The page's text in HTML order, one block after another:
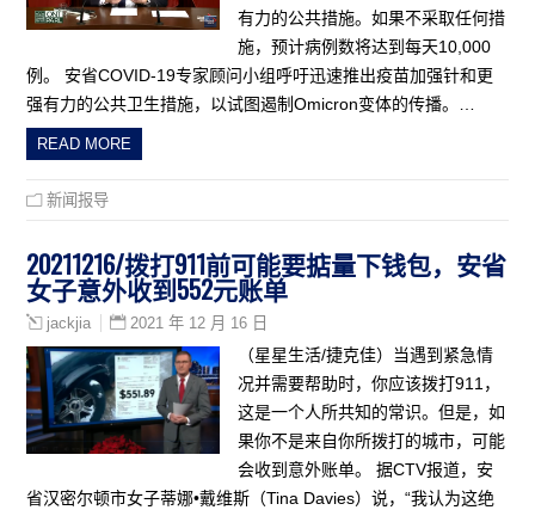
有力的公共措施。如果不采取任何措
施，预计病例数将达到每天10,000
例。 安省COVID-19专家顾问小组呼吁迅速推出疫苗加强针和更
强有力的公共卫生措施，以试图遏制Omicron变体的传播。…
READ MORE
新闻报导
20211216/拨打911前可能要掂量下钱包，安省
女子意外收到552元账单
jackjia 2021 年 12 月 16 日
（星星生活/捷克佳）当遇到紧急情
况并需要帮助时，你应该拨打911，
这是一个人所共知的常识。但是，如
果你不是来自你所拨打的城市，可能
会收到意外账单。 据CTV报道，安
省汉密尔顿市女子蒂娜•戴维斯（Tina Davies）说，“我认为这绝